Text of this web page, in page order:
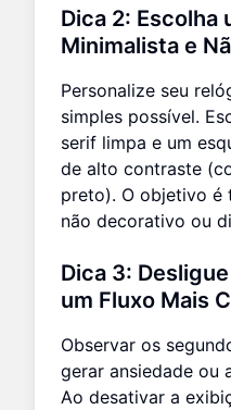
Dica 2: Escolha
Minimalista e
Personalize seu
simples possível.
serif limpa e um
de alto contraste
preto). O objetivo é
não decorativo ou
Dica 3:
um Fluxo Mais
Observar os
gerar ansiedade ou
Ao desativar a